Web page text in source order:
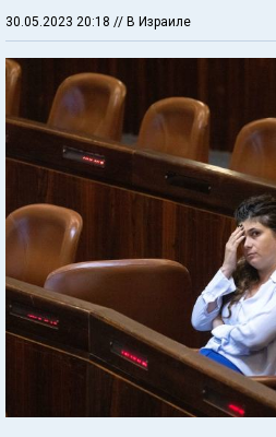
30.05.2023 20:18 // В Израиле